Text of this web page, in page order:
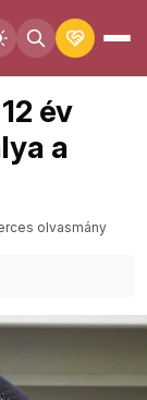
év
a
olvasmány